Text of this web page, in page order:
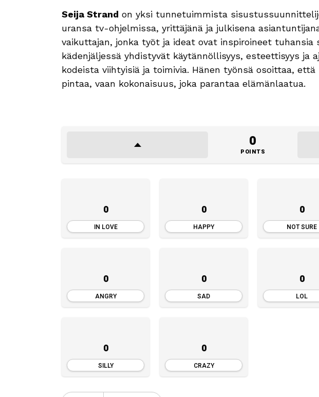
Seija Strand on yksi tunnetuimmista
uransa tv-ohjelmissa, yrittäjänä ja julkisena
vaikuttajan, jonka työt ja ideat ovat inspiroineet tuhansia
kädenjäljessä yhdistyvät käytännöllisyys, esteettisyys ja
kodeista viihtyisiä ja toimivia. Hänen työnsä osoittaa,
pintaa, vaan kokonaisuus, joka parantaa elämänlaatua.
0
POINTS
0
IN LOVE
0
HAPPY
0
NOT SURE
0
ANGRY
0
SAD
0
LOL
0
SILLY
0
CRAZY